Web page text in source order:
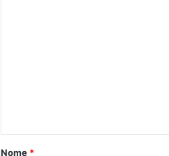
á
Nome *